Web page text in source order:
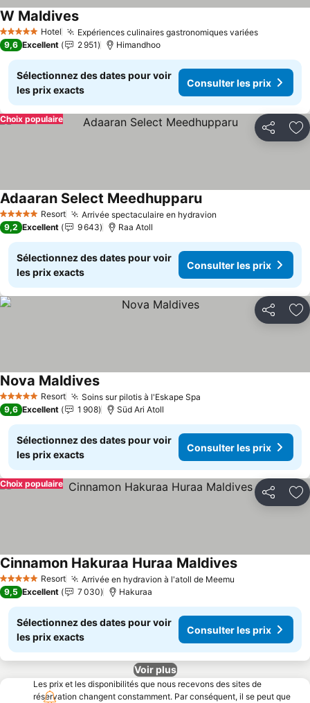
5 Étoiles Hotel Expériences culinaires gastronomiques variées
W Maldives
9,6 Excellent 2 951 Himandhoo
Sélectionnez des dates pour voir
les prix exacts
Consulter les prix
Partager
Choix populaire
5 Étoiles Resort Arrivée spectaculaire en hydravion
Adaaran Select Meedhupparu
9,2 Excellent 9 643 Raa Atoll
Sélectionnez des dates pour voir
les prix exacts
Consulter les prix
Partager
5 Étoiles Resort Soins sur pilotis à l'Eskape Spa
Nova Maldives
9,6 Excellent 1 908 Süd Ari Atoll
Sélectionnez des dates pour voir
les prix exacts
Consulter les prix
Partager
Choix populaire
5 Étoiles Resort Arrivée en hydravion à l'atoll de Meemu
Cinnamon Hakuraa Huraa Maldives
9,5 Excellent 7 030 Hakuraa
Sélectionnez des dates pour voir
les prix exacts
Consulter les prix
Voir plus
Les prix et les disponibilités que nous recevons des sites de
réservation changent constamment. Par conséquent, il se peut que